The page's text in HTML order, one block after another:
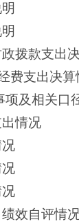
拨款支出
费支出决
及相关口
情况
绩效自评情